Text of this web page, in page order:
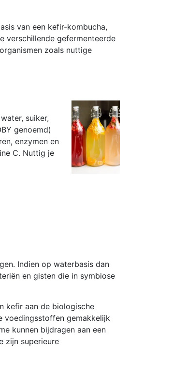
van een kefir-kombucha,
verschillende gefermenteerde
zoals nuttige
suiker,
genoemd)
enzymen en
C. Nuttig je
Indien op waterbasis dan
en gisten die in symbiose
kefir aan de biologische
voedingsstoffen gemakkelijk
kunnen bijdragen aan een
zijn superieure